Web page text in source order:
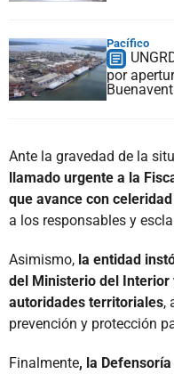
Pacífico
por
Ante la gravedad de la
llamado urgente a la
que avance con
a los responsables y
Asimismo, la entidad
del Ministerio del Interior
autoridades territoriales,
prevención y protección
Finalmente, la